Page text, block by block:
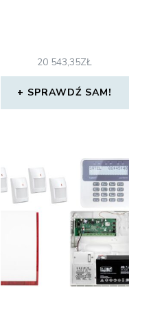
20 543,35ZŁ
SPRAWDŹ SAM!